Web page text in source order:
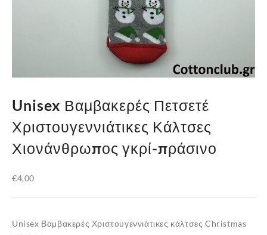
Unisex Βαμβακερές Πετσετέ
Χριστουγεννιάτικες Κάλτσες
Χιονάνθρωπος γκρί-πράσινο
€4,00
Unisex Βαμβακερές Χριστουγεννιάτικες κάλτσες Christmas